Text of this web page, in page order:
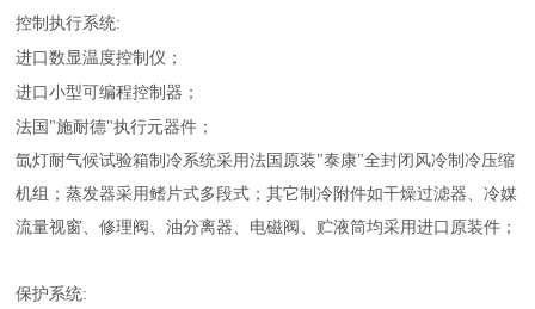
控制执行系统:
进口数显温度控制仪；
进口小型可编程控制器；
法国 "施耐德"执行元器件；
氙灯耐气候试验箱制冷系统采用法国原装"泰康"全封闭风冷制冷压缩
机组；蒸发器采用鳍片式多段式；其它制冷附件如干燥过滤器、冷媒
流量视窗、修理阀、油分离器、电磁阀、贮液筒均采用进口原装件；
保护系统: